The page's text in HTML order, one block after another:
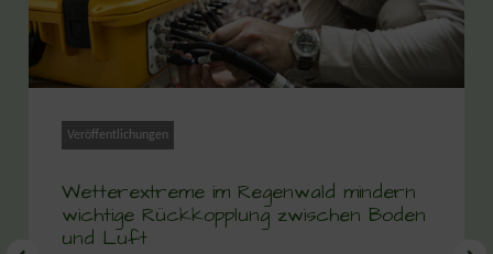
Veröffentlichungen
Wetterextreme im Regenwald mindern
wichtige Rückkopplung zwischen Boden
und Luft